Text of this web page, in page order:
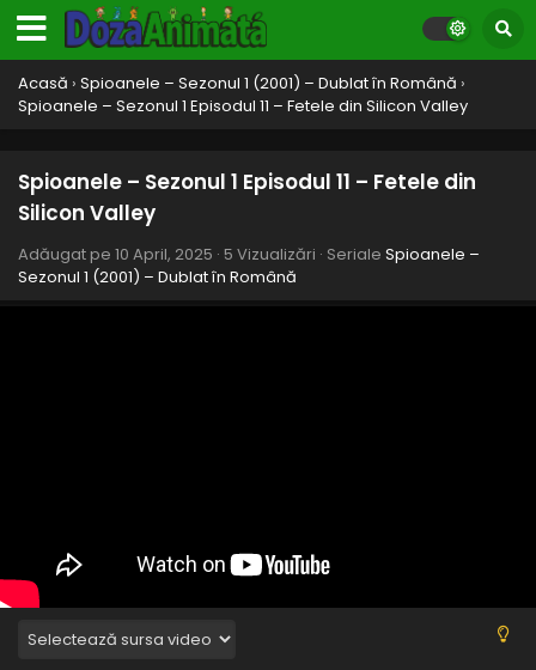
Acasă › Spioanele – Sezonul 1 (2001) – Dublat în Română ›
Spioanele – Sezonul 1 Episodul 11 – Fetele din Silicon Valley
Spioanele – Sezonul 1 Episodul 11 – Fetele din
Silicon Valley
Adăugat pe 10 April, 2025 · 5 Vizualizări · Seriale Spioanele –
Sezonul 1 (2001) – Dublat în Română
Eps 21 - Prăjiturile pasiunii - 10 April, 2025
Spioanele – Sezonul 1 Episodul 20 – S-a născut
un spion Partea I
Spioanele – Sezonul 1 Episodul 19 – Jocul
capcană
Eps 19 - Jocul capcană - 10 April, 2025
Spioanele – Sezonul 1 Episodul 18 – Prietenul cel
Eps 16 - Văduvele întunecate - 10 April, 2025
sălbatic